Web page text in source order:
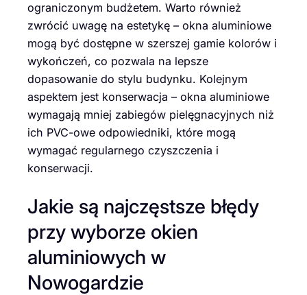
ograniczonym budżetem. Warto również
zwrócić uwagę na estetykę – okna aluminiowe
mogą być dostępne w szerszej gamie kolorów i
wykończeń, co pozwala na lepsze
dopasowanie do stylu budynku. Kolejnym
aspektem jest konserwacja – okna aluminiowe
wymagają mniej zabiegów pielęgnacyjnych niż
ich PVC-owe odpowiedniki, które mogą
wymagać regularnego czyszczenia i
konserwacji.
Jakie są najczęstsze błędy
przy wyborze okien
aluminiowych w
Nowogardzie